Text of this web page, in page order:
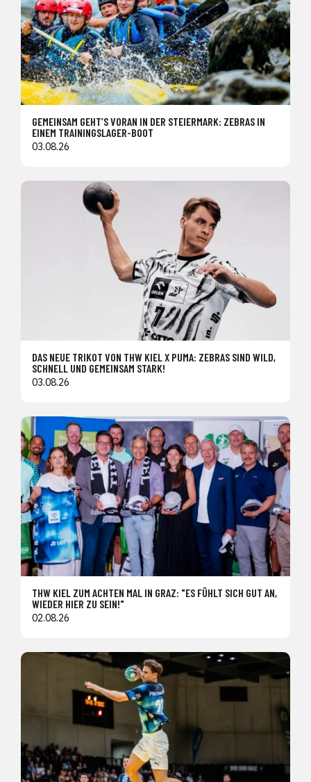
GEMEINSAM GEHT’S VORAN IN DER STEIERMARK: ZEBRAS IN
EINEM TRAININGSLAGER-BOOT
03.08.26
DAS NEUE TRIKOT VON THW KIEL X PUMA: ZEBRAS SIND WILD,
SCHNELL UND GEMEINSAM STARK!
03.08.26
THW KIEL ZUM ACHTEN MAL IN GRAZ: "ES FÜHLT SICH GUT AN,
WIEDER HIER ZU SEIN!"
02.08.26